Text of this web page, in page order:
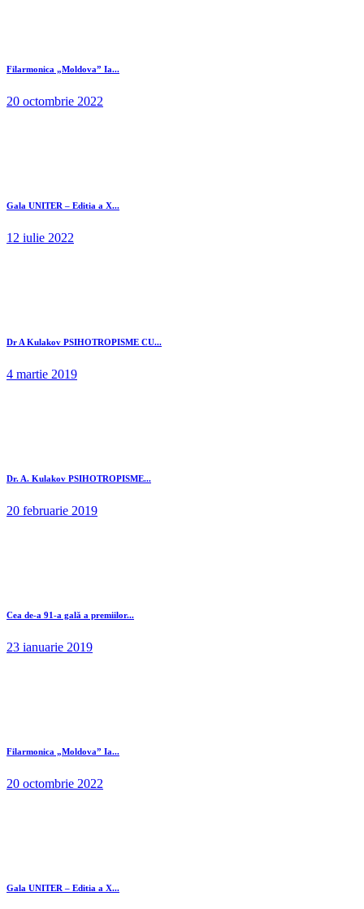
Filarmonica „Moldova” Ia...
20 octombrie 2022
Gala UNITER – Editia a X...
12 iulie 2022
Dr A Kulakov PSIHOTROPISME CU...
4 martie 2019
Dr. A. Kulakov PSIHOTROPISME...
20 februarie 2019
Cea de-a 91-a gală a premiilor...
23 ianuarie 2019
Filarmonica „Moldova” Ia...
20 octombrie 2022
Gala UNITER – Editia a X...